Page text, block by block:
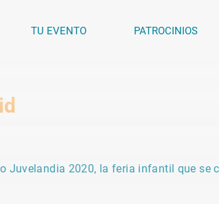
TU EVENTO PATROCINIOS
2020, la feria infantil que se